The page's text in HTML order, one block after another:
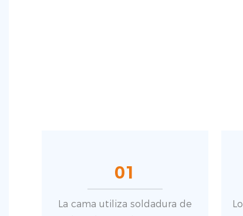
01
La cama utiliza soldadura de